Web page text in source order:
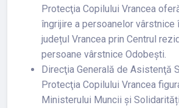
Protecţia Copilului Vrancea
îngrijire a persoanelor vârstnice
județul Vrancea prin Centrul
persoane vârstnice Odobești.
Direcţia Generală de Asistenţă
Protecţia Copilului Vrancea
Ministerului Muncii și